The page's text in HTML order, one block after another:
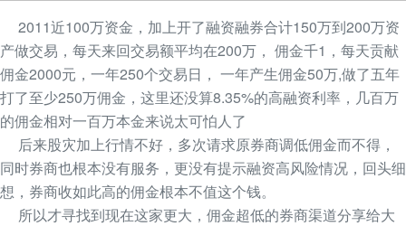
2011近100万资金，加上开了融资融券合计150万到200万资
产做交易，每天来回交易额平均在200万， 佣金千1，每天贡献
佣金2000元，一年250个交易日， 一年产生佣金50万,做了五年
打了至少250万佣金，这里还没算8.35%的高融资利率，几百万
的佣金相对一百万本金来说太可怕人了
后来股灾加上行情不好，多次请求原券商调低佣金而不得，
同时券商也根本没有服务，更没有提示融资高风险情况，回头细
想，券商收如此高的佣金根本不值这个钱。
所以才寻找到现在这家更大，佣金超低的券商渠道分享给大